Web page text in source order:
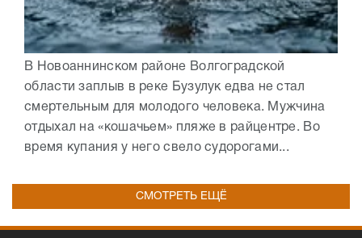
В Новоаннинском районе Волгоградской
области заплыв в реке Бузулук едва не стал
смертельным для молодого человека. Мужчина
отдыхал на «кошачьем» пляже в райцентре. Во
время купания у него свело судорогами...
СМОТРЕТЬ ЕЩЁ